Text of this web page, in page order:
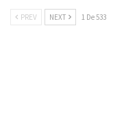
PREV NEXT 1 De 533